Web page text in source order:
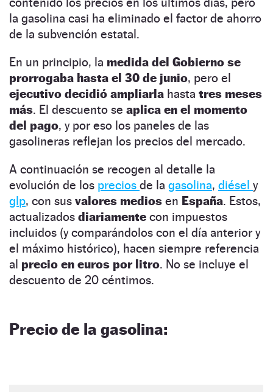
la gasolina casi ha eliminado el factor de ahorro
de la subvención estatal.
En un principio, la medida del Gobierno se
prorrogaba hasta el 30 de junio, pero el
ejecutivo decidió ampliarla hasta tres meses
más. El descuento se aplica en el momento
del pago, y por eso los paneles de las
gasolineras reflejan los precios del mercado.
A continuación se recogen al detalle la
evolución de los precios de la gasolina, diésel y
glp, con sus valores medios en España. Estos,
actualizados diariamente con impuestos
incluidos (y comparándolos con el día anterior y
el máximo histórico), hacen siempre referencia
al precio en euros por litro. No se incluye el
descuento de 20 céntimos.
Precio de la gasolina: